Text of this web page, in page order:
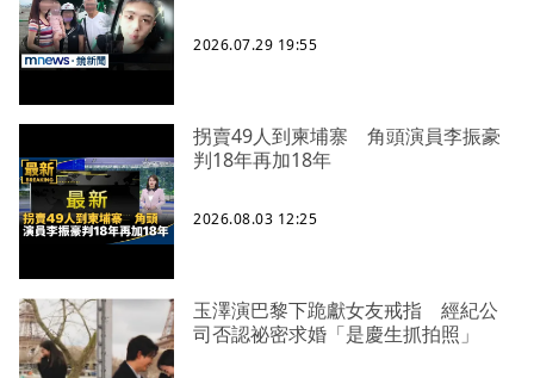
2026.07.29 19:55
拐賣49人到柬埔寨 角頭演員李振豪
判18年再加18年
2026.08.03 12:25
玉澤演巴黎下跪獻女友戒指 經紀公
司否認祕密求婚「是慶生抓拍照」